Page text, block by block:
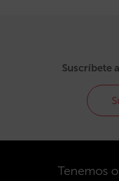
Suscríbete
Tenemos